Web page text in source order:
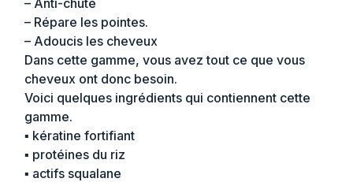
– Répare les pointes.
– Adoucis les cheveux
Dans cette gamme, vous avez tout ce que vous
cheveux ont donc besoin.
Voici quelques ingrédients qui contiennent cette
gamme.
▪︎ kératine fortifiant
▪︎ protéines du riz
▪︎ actifs squalane